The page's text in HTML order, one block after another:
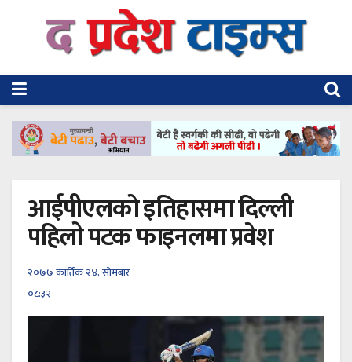
आईपीएलकाे इतिहासमा दिल्ली
पहिलो पटक फाइनलमा प्रवेश
२०७७ कार्तिक २४, सोमबार
०८:३२